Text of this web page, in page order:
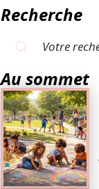
Recherche
Au sommet